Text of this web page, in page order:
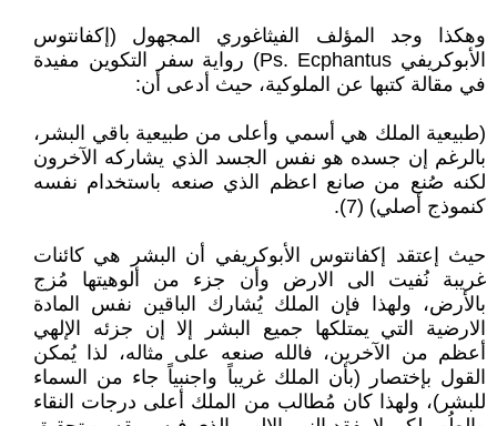
وهكذا وجد المؤلف الفيثاغوري المجهول (إكفانتوس
الأبوكريفي Ps. Ecphantus) رواية سفر التكوين مفيدة
في مقالة كتبها عن الملوكية، حيث أدعى أن:
(طبيعية الملك هي أسمي وأعلى من طبيعية باقي البشر،
بالرغم إن جسده هو نفس الجسد الذي يشاركه الآخرون
لكنه صُنع من صانع اعظم الذي صنعه باستخدام نفسه
كنموذج أصلي) (7).
حيث إعتقد إكفانتوس الأبوكريفي أن البشر هي كائنات
غريبة نُفيت الى الارض وأن جزء من ألوهيتها مُزج
بالأرض، ولهذا فإن الملك يُشارك الباقين نفس المادة
الارضية التي يمتلكها جميع البشر إلا إن جزئه الإلهي
أعظم من الآخرين، فالله صنعه على مثاله، لذا يُمكن
القول بإختصار (بأن الملك غريباً واجنبياً جاء من السماء
للبشر)، ولهذا كان مُطالب من الملك أعلى درجات النقاء